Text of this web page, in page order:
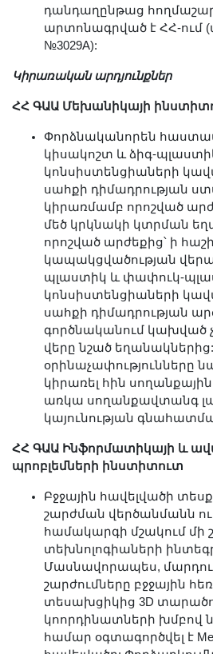
դանդաղընթաց
արտոնագրված է ՀՀ-ում
№3029А):
Կիրառական արդյունքներ
ՀՀ ԳԱԱ Մեխանիկայի
Փորձնականորեն
կիսակոշտ և ձիգ-
կոնսիստենցիաների
սահքի դիմադրության
կիրառմամբ որոշված
մեծ կրկնակի կտրման
որոշված արժեքից՝ ի
կապակցվածության
պլաստիկ և փափուկ-
կոնսիստենցիաների
սահքի դիմադրության
գործնականում կախված
վերը նշած
կիրառել հին
առկա սողանքավտանգ
կայունության
ՀՀ ԳԱԱ Ինֆորմատիկայի և
պրոբլեմների ինստիտուտ
Բջջային հավելվածի
շարժման վերծանմանն
համակարգի մշակում մի
տեխնոլոգիաների
Մասնավորապես,
շարժումները բջջային
տեսախցիկից 3D
կոորդինատների խմբով
համար օգտագործվել է